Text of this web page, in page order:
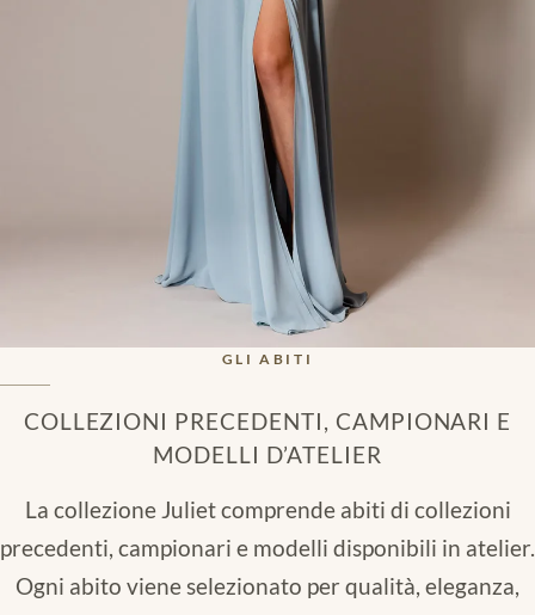
GLI ABITI
COLLEZIONI PRECEDENTI, CAMPIONARI E
MODELLI D’ATELIER
La collezione Juliet comprende abiti di collezioni
precedenti, campionari e modelli disponibili in atelier.
Ogni abito viene selezionato per qualità, eleganza,